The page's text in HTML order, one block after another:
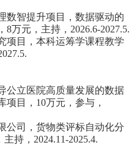
数智提升项目，数据驱动的
万元，主持，2026.6-2027.5.
项目，本科运筹学课程教学
公立医院高质量发展的数据
目，10万元，参与，
公司，货物类评标自动化分
持，2024.11-2025.4.